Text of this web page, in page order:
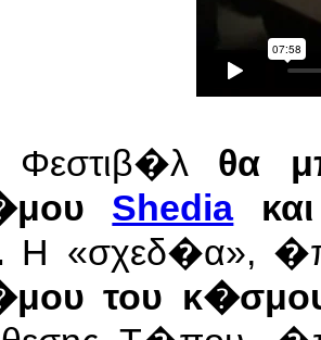
Φεστιβ�λ θα
Shediaκαι
Η «σχεδ�α»,
του